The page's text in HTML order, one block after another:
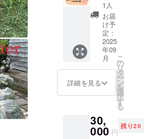
個
原材料
及び添
加物等
の食品
表示は
お届け
商品の
ラベル
品開封
前には
個】 感
謝の気
持ちを
込め
て、お
礼の
メッ
セージ
と米粉
カヌレ
５個
凍）を
お送り
1人
お届
け予
定：
2025
年09
月
詳細を見る
こ
の
リ
タ
ー
ン
を
選
択
す
る
30,
000 円
残り20